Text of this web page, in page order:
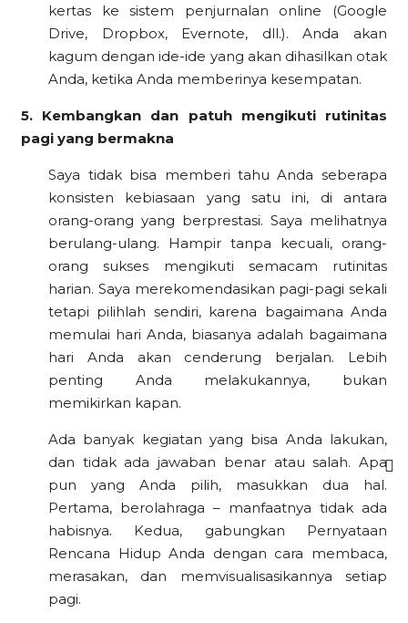
kertas ke sistem penjurnalan online (Google
Drive, Dropbox, Evernote, dll.). Anda akan
kagum dengan ide-ide yang akan dihasilkan otak
Anda, ketika Anda memberinya kesempatan.
5. Kembangkan dan patuh mengikuti rutinitas
pagi yang bermakna
Saya tidak bisa memberi tahu Anda seberapa
konsisten kebiasaan yang satu ini, di antara
orang-orang yang berprestasi. Saya melihatnya
berulang-ulang. Hampir tanpa kecuali, orang-
orang sukses mengikuti semacam rutinitas
harian. Saya merekomendasikan pagi-pagi sekali
tetapi pilihlah sendiri, karena bagaimana Anda
memulai hari Anda, biasanya adalah bagaimana
hari Anda akan cenderung berjalan. Lebih
penting Anda melakukannya, bukan
memikirkan kapan.
Ada banyak kegiatan yang bisa Anda lakukan,
dan tidak ada jawaban benar atau salah. Apa
pun yang Anda pilih, masukkan dua hal.
Pertama, berolahraga – manfaatnya tidak ada
habisnya. Kedua, gabungkan Pernyataan
Rencana Hidup Anda dengan cara membaca,
merasakan, dan memvisualisasikannya setiap
pagi.